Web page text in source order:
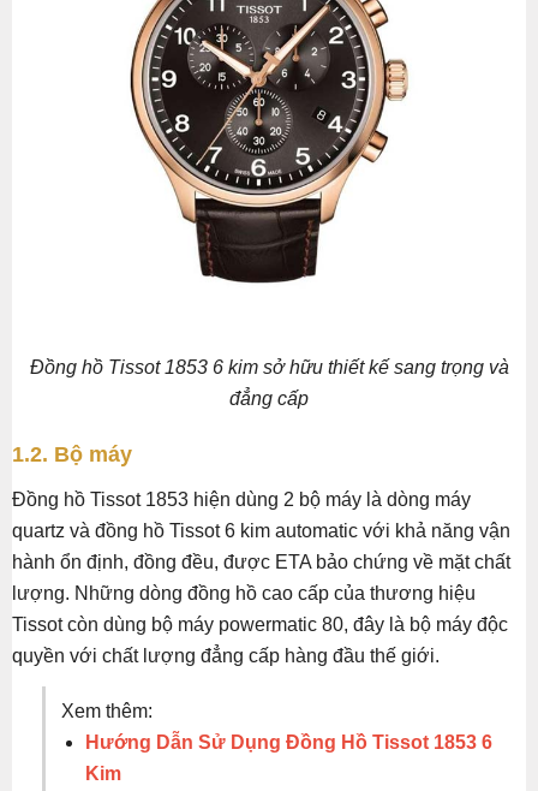
Đồng hồ Tissot 1853 6 kim sở hữu thiết kế sang trọng và
đẳng cấp
1.2. Bộ máy
Đồng hồ Tissot 1853 hiện dùng 2 bộ máy là dòng máy
quartz và đồng hồ Tissot 6 kim automatic với khả năng vận
hành ổn định, đồng đều, được ETA bảo chứng về mặt chất
lượng. Những dòng đồng hồ cao cấp của thương hiệu
Tissot còn dùng bộ máy powermatic 80, đây là bộ máy độc
quyền với chất lượng đẳng cấp hàng đầu thế giới.
Xem thêm:
Hướng Dẫn Sử Dụng Đồng Hồ Tissot 1853 6
Kim